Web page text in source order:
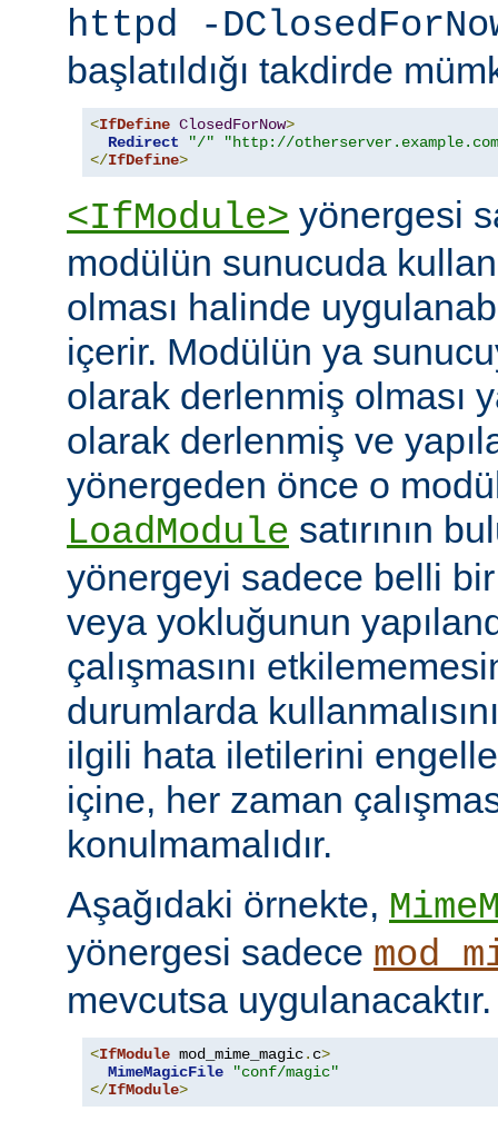
httpd -
başlatıldığı takdirde
<IfDefine ClosedForNow>
Redirect
"/"
"http://
</IfDefine>
<IfModule> yönergesi
modülün sunucuda
olması halinde
içerir. Modülün ya
olarak derlenmiş olması
olarak derlenmiş ve
yönergeden önce o
LoadModule satırının
yönergeyi sadece belli bir
veya yokluğunun
çalışmasını
durumlarda
ilgili hata iletilerini
içine, her zaman
konulmamalıdır.
Aşağıdaki örnekte,
yönergesi sadece
mevcutsa uygulanacaktır.
<IfModule mod_mime_magic. c>
MimeMagicFile
"conf/magic"
</IfModule>